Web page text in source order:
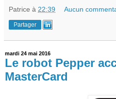
Patrice à 22:39 Aucun
Partager
mardi 24 mai 2016
Le robot Pepper
MasterCard